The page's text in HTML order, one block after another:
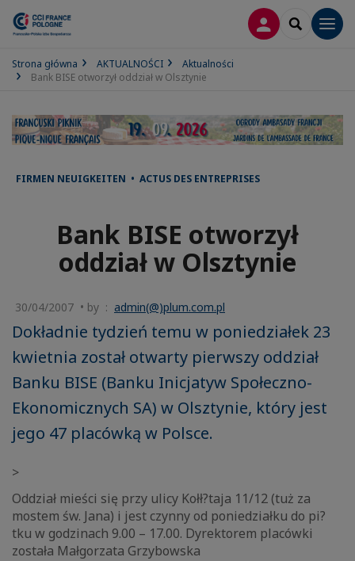
LOGOWANIE
SEARCH
Strona główna AKTUALNOŚCI
Aktualności
Bank BISE otworzył oddział w Olsztynie
FIRMEN NEUIGKEITEN • ACTUS DES ENTREPRISES
Bank BISE otworzył
oddział w Olsztynie
30/04/2007 • by : admin(@)plum.com.pl
Dokładnie tydzień temu w poniedziałek 23
kwietnia został otwarty pierwszy oddział
Banku BISE (Banku Inicjatyw Społeczno-
Ekonomicznych SA) w Olsztynie, który jest
jego 47 placówką w Polsce.
>
Oddział mieści się przy ulicy Kołł?taja 11/12 (tuż za
mostem św. Jana) i jest czynny od poniedziałku do pi?
tku w godzinach 9.00 – 17.00. Dyrektorem placówki
została Małgorzata Grzybowska